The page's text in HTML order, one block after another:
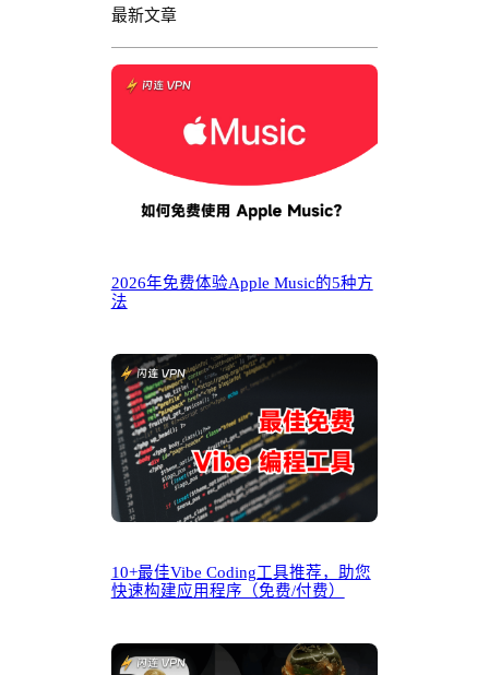
最新文章
2026年免费体验Apple Music的5种方
法
10+最佳Vibe Coding工具推荐，助您
快速构建应用程序（免费/付费）